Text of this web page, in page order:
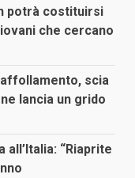
potrà costituirsi
che cercano
scia
lancia un grido
all’Italia: “Riaprite